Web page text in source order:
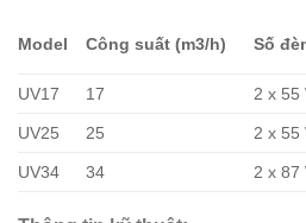
Model Công suất (m3/h) Số
UV17 17 2 x 55
UV25 25 2 x 55
UV34 34 2 x 87